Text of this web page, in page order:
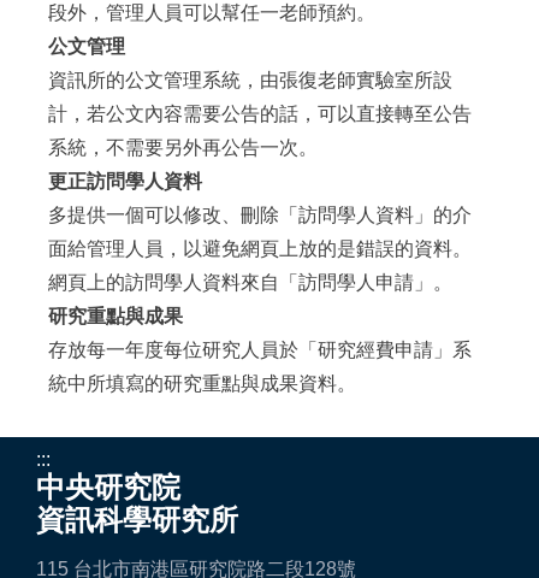
段外，管理人員可以幫任一老師預約。
公文管理
資訊所的公文管理系統，由張復老師實驗室所設
計，若公文內容需要公告的話，可以直接轉至公告
系統，不需要另外再公告一次。
更正訪問學人資料
多提供一個可以修改、刪除「訪問學人資料」的介
面給管理人員，以避免網頁上放的是錯誤的資料。
網頁上的訪問學人資料來自「訪問學人申請」。
研究重點與成果
存放每一年度每位研究人員於「研究經費申請」系
統中所填寫的研究重點與成果資料。
:::
中央研究院
資訊科學研究所
115 台北市南港區研究院路二段128號